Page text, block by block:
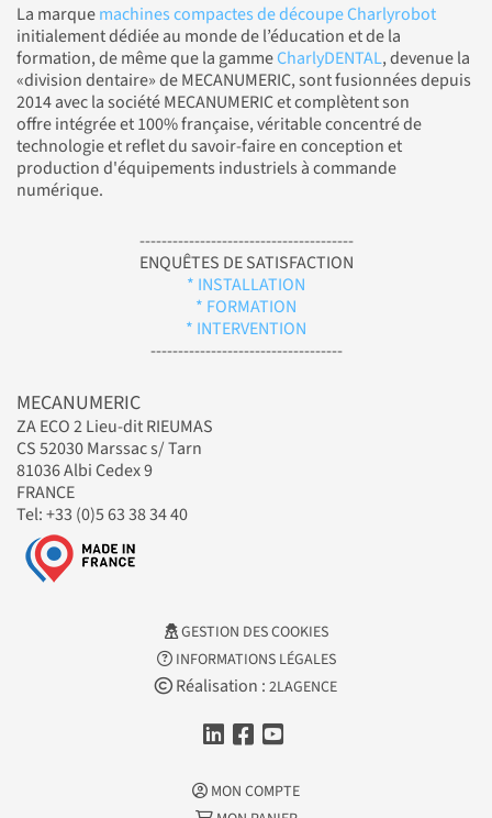
La marquemachines compactes de découpe Charlyrobot
initialement dédiée au monde de l’éducation et de la
formation, de même que la gammeCharlyDENTAL, devenue la
«division dentaire» de MECANUMERIC, sont fusionnées depuis
2014 avec la société MECANUMERIC et complètent son
offre intégrée et 100% française, véritable concentré de
technologie et reflet du savoir-faire en conception et
production d'équipements industriels à commande
numérique.
---------------------------------------
ENQUÊTES DE SATISFACTION
* INSTALLATION
* FORMATION
* INTERVENTION
-----------------------------------
MECANUMERIC
ZA ECO 2 Lieu-dit RIEUMAS
CS 52030 Marssac s/ Tarn
81036 Albi Cedex 9
FRANCE
Tel: +33 (0)5 63 38 34 40
GESTION DES COOKIES
INFORMATIONS LÉGALES
Réalisation : 2LAGENCE
MON COMPTE